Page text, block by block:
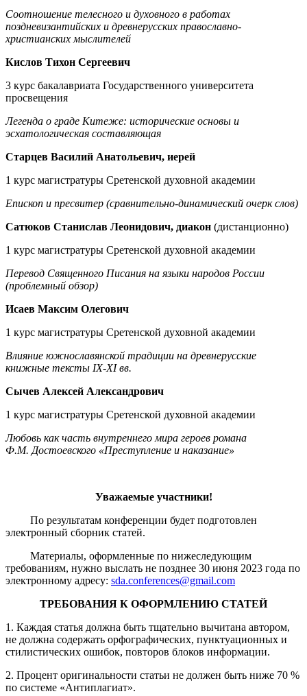
Соотношение телесного и духовного в работах
поздневизантийских и древнерусских православно-
христианских мыслителей
Кислов Тихон Сергеевич
3 курс бакалавриата Государственного университета
просвещения
Легенда о граде Китеже: исторические основы и
эсхатологическая составляющая
Старцев Василий Анатольевич, иерей
1 курс магистратуры Сретенской духовной академии
Епископ и пресвитер (сравнительно-динамический очерк слов)
Сатюков Станислав Леонидович, диакон (дистанционно)
1 курс магистратуры Сретенской духовной академии
Перевод Священного Писания на языки народов России
(проблемный обзор)
Исаев Максим Олегович
1 курс магистратуры Сретенской духовной академии
Влияние южнославянской традиции на древнерусские
книжные тексты IX-XI вв.
Сычев Алексей Александрович
1 курс магистратуры Сретенской духовной академии
Любовь как часть внутреннего мира героев романа
Ф.М. Достоевского «Преступление и наказание»
Уважаемые участники!
По результатам конференции будет подготовлен
электронный сборник статей.
Материалы, оформленные по нижеследующим
требованиям, нужно выслать не позднее 30 июня 2023 года по
электронному адресу: sda.conferences@gmail.com
ТРЕБОВАНИЯ К ОФОРМЛЕНИЮ СТАТЕЙ
1. Каждая статья должна быть тщательно вычитана автором,
не должна содержать орфографических, пунктуационных и
стилистических ошибок, повторов блоков информации.
2. Процент оригинальности статьи не должен быть ниже 70 %
по системе «Антиплагиат».